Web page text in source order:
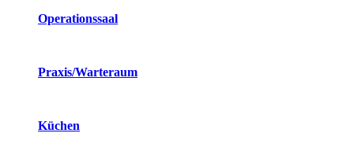
Operationssaal
Praxis/Warteraum
Küchen